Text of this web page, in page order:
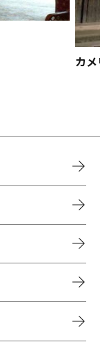
カ